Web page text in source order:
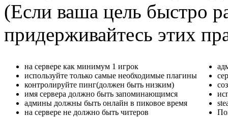
(Если ваша цель быстро
придерживайтесь этих
на сервере как минимум 1 игрок
используйте только самые необходимые плагины
контролируйте пинг(должен быть низким)
имя сервера должно быть запоминающимся
админы должны быть онлайн в пиковое время
на сервере не должно быть читеров